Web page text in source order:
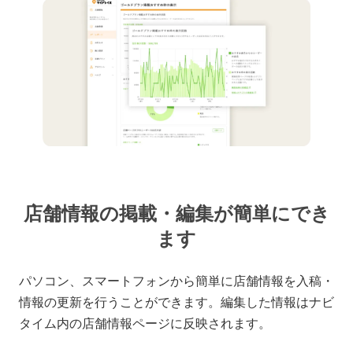
店舗情報の掲載・編集が簡単にでき
ます
パソコン、スマートフォンから簡単に店舗情報を入稿・
情報の更新を行うことができます。編集した情報はナビ
タイム内の店舗情報ページに反映されます。